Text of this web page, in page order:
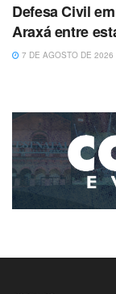
Defesa Civil
Araxá entre
7 DE AGOSTO DE 2026